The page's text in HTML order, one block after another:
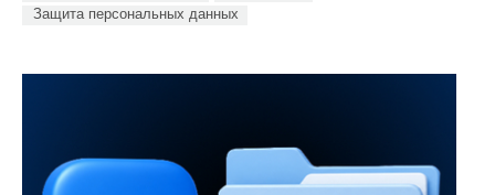
Защита персональных данных